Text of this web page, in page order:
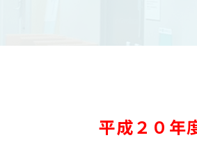
平成２０年